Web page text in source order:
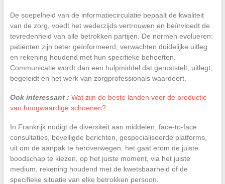
De soepelheid van de informatiecirculatie bepaalt de kwaliteit
van de zorg, voedt het wederzijds vertrouwen en beïnvloedt de
tevredenheid van alle betrokken partijen. De normen evolueren:
patiënten zijn beter geïnformeerd, verwachten duidelijke uitleg
en rekening houdend met hun specifieke behoeften.
Communicatie wordt dan een hulpmiddel dat geruststelt, uitlegt,
begeleidt en het werk van zorgprofessionals waardeert.
Ook interessant : Wat zijn de beste landen voor de productie
van hoogwaardige schoenen?
In Frankrijk nodigt de diversiteit aan middelen, face-to-face
consultaties, beveiligde berichten, gespecialiseerde platforms,
uit om de aanpak te heroverwegen: het gaat erom de juiste
boodschap te kiezen, op het juiste moment, via het juiste
medium, rekening houdend met de kwetsbaarheid of de
specifieke situatie van elke betrokken persoon.